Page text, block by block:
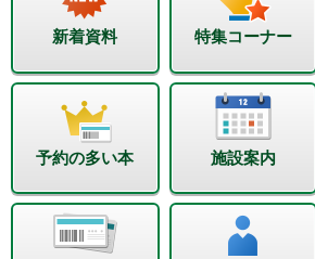
新着資料 特集コーナー
予約の多い本 施設案内